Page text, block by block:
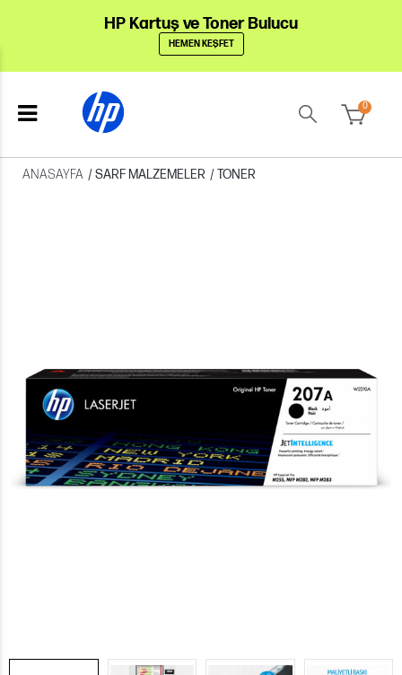
HP Kartuş ve Toner Bulucu
HEMEN KEŞFET
0
ANASAYFA /SARF MALZEMELER /TONER